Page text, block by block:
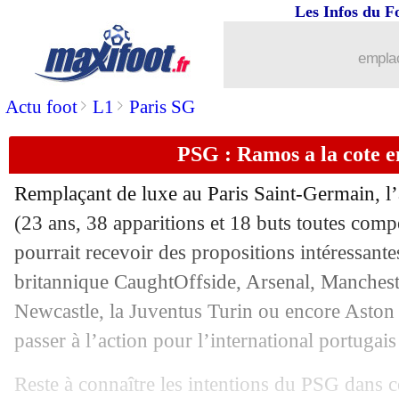
Actu foot> L1 > Paris SG
Les Infos du
PSG : Ramos a la cote
Remplaçant de luxe au Paris Saint-Germain,
(23 ans, 38 apparitions et 18 buts toutes
pourrait recevoir des propositions
britannique CaughtOffside, Arsenal,
Newcastle, la Juventus Turin ou encore
passer à l’action pour l’international
Reste à connaître les intentions du PSG dans
Brest: Camara évasif sur son avenir
12/05 Arsenal
12/05 Man Utd: Amorim se sent
12/05 OM : Zarrak chambre le président du
12/05 Strasbourg: Palace pense aussi à
12/05 Liverpool: Robertson soutient
OM: Solomon pour remplacer
12/05 Real: la défense, le rappel d'Ancelotti